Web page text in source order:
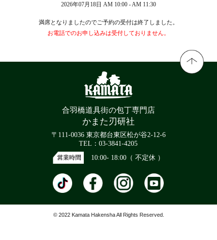
2026年07月18日 AM 10:00 - AM 11:30
満席となりましたのでご予約の受付は終了しました。
お電話でのお申し込みは受付しておりません。
合羽橋道具街の包丁専門店
かまた刃研社
〒111-0036 東京都台東区松が谷2-12-6
TEL：03-3841-4205
10:00- 18:00（ 不定休 ）
© 2022 Kamata Hakensha All Rights Reserved.